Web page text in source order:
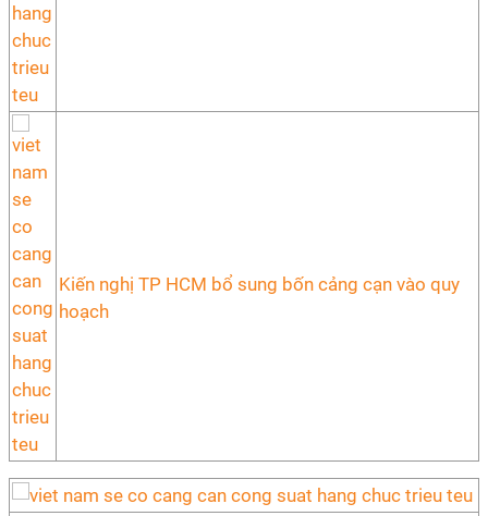
Kiến nghị TP HCM bổ sung bốn cảng cạn vào quy
hoạch